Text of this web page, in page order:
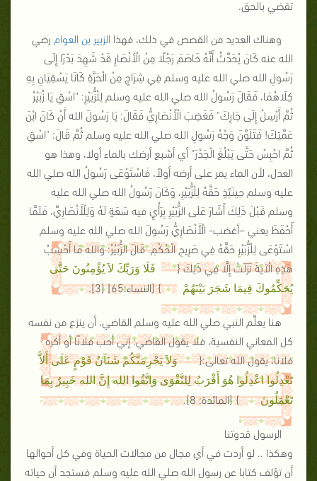
تقضي بالحق.
وهناك العديد من القصص في ذلك، فهذا الزبير بن العوام رضي
الله عنه كَانَ يُحَدِّثُ أَنَّهُ خَاصَمَ رَجُلًا مِنْ الْأَنْصَارِ قَدْ شَهِدَ بَدْرًا إِلَى
رَسُولِ الله صلي الله عليه وسلم فِي شِرَاجٍ مِنْ الْحَرَّةِ كَانَا يَسْقِيَانِ بِهِ
كِلَاهُمَا، فَقَالَ رَسُولُ الله صلي الله عليه وسلم لِلْزُّبَيْرِ: "اسْقِ يَا زُبَيْرُ
ثُمَّ أَرْسِلْ إِلَى جَارِكَ" فَغَضِبَ الْأَنْصَارِيُّ فَقَالَ: يَا رَسُولَ الله أَنْ كَانَ ابْنَ
عَمَّتِكَ! فَتَلَوَّنَ وَجْهُ رَسُولِ الله صلي الله عليه وسلم ثُمَّ قَالَ: "اسْقِ
ثُمَّ احْبِسْ حَتَّى يَبْلُغَ الْجَدْرَ" أي أشبع أرضك بالماء أولا، وهذا هو
العدل، لأن الماء يمر على أرضه أولاً، فَاسْتَوْعَى رَسُولُ الله صلي الله
عليه وسلم حِينَئِذٍ حَقَّهُ لِلْزُّبَيْرِ، وَكَانَ رَسُولُ الله صلي الله عليه
وسلم قَبْلَ ذَلِكَ أَشَارَ عَلَى الزُّبَيْرِ بِرَأْيٍ فيه سَعَةٍ لَهُ وَلِلْأَنْصَارِيِّ، فَلَمَّا
أَحْفَظَ يعني –أغضب- الْأَنْصَارِيُّ رَسُولَ الله صلي الله عليه وسلم
اسْتَوْعَى لِلْزُّبَيْرِ حَقَّهُ فِي صَرِيحِ الْحُكْمِ. قَالَ الزُّبَيْرُ: وَالله مَا أَحْسِبُ
هَذِهِ الْآيَةَ نَزَلَتْ إِلَّا فِي ذَلِكَ {
فَلَا وَرَبِّكَ لاَ يُؤْمِنُونَ حَتَّى
يُحَكِّمُوكَ فِيمَا شَجَرَ بَيْنَهُمْ
}[النساء:65] [3]
.
هنا يعلِّم النبي صلي الله عليه وسلم القاضي، أن ينزع من نفسه
كل المعاني النفسية، فلا يقول القاضي: إني أحب فلانًا أو أكره
فلانا، يقول الله تعالى:{
وَلاَ يَجْرِمَنَّكُمْ شَنَآنُ قَوْمٍ عَلَى أَلاَّ
تَعْدِلُوا اعْدِلُوا هُوَ أَقْرَبُ لِلتَّقْوَى وَاتَّقُوا الله إِنَّ الله خَبِيرٌ بِمَا
تَعْمَلُونَ
}[المائدة: 8] .
الرسول قدوتنا
وهكذا .. لو أردت في أي مجال من مجالات الحياة وفي كل أحوالها
أن تؤلف كتابا عن رسول الله صلي الله عليه وسلم فستجد أن حياته